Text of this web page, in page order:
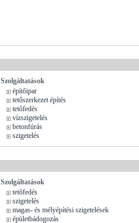
Szolgáltatások
építőipar
tetőszerkezet építés
tetőfedés
vízszigetelés
betonfúrás
szigetelés
Szolgáltatások
tetőfedés
szigetelés
magas- és mélyépítési szigetelések
épületbádogozás